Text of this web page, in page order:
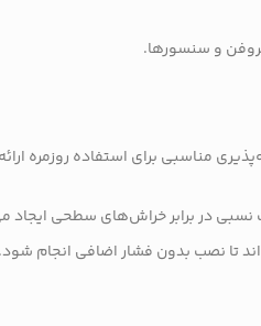
و سنسورها.
مناسبی برای استفاده روزمره
در برابر خراش‌های سطحی ایجاد
تا نصب بدون فشار اضافی انجام شود.